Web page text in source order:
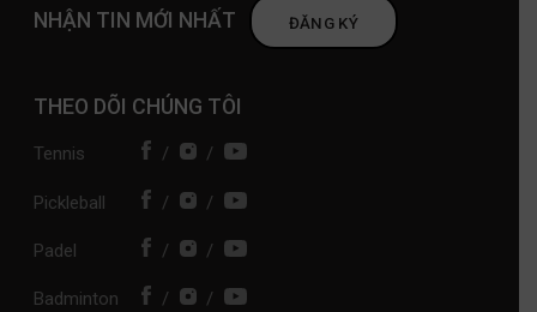
NHẬN TIN MỚI NHẤT ĐĂNG KÝ
THEO DÕI CHÚNG TÔI
Tennis / /
Pickleball / /
Padel / /
Badminton / /